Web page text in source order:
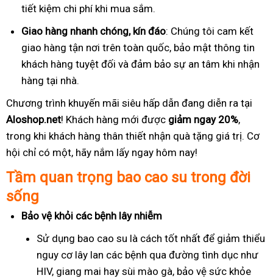
tiết kiệm chi phí khi mua sắm.
Giao hàng nhanh chóng, kín đáo: Chúng tôi cam kết
giao hàng tận nơi trên toàn quốc, bảo mật thông tin
khách hàng tuyệt đối và đảm bảo sự an tâm khi nhận
hàng tại nhà.
Chương trình khuyến mãi siêu hấp dẫn đang diễn ra tại
Aloshop.net! Khách hàng mới được giảm ngay 20%,
trong khi khách hàng thân thiết nhận quà tặng giá trị. Cơ
hội chỉ có một, hãy nắm lấy ngay hôm nay!
Tầm quan trọng bao cao su trong đời
sống
Bảo vệ khỏi các bệnh lây nhiễm
Sử dụng bao cao su là cách tốt nhất để giảm thiểu
nguy cơ lây lan các bệnh qua đường tình dục như
HIV, giang mai hay sùi mào gà, bảo vệ sức khỏe